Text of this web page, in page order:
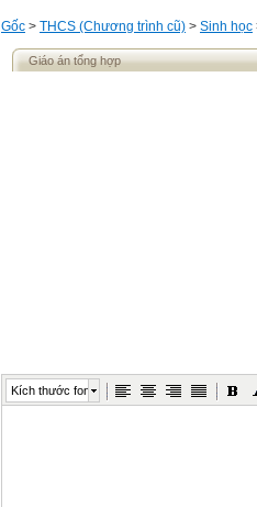
Gốc > THCS (Chương trình cũ) > Sinh học
Giáo án tổng hợp
Kích thước font